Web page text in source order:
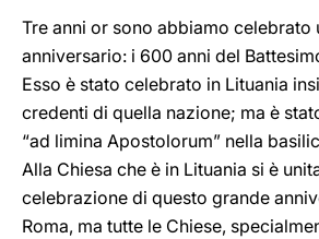
Tre anni or sono abbiamo celebrato
anniversario: i 600 anni del
Esso è stato celebrato in Lituania
credenti di quella nazione; ma è
“ad limina Apostolorum” nella
Alla Chiesa che è in Lituania si è
celebrazione di questo grande
Roma, ma tutte le Chiese,